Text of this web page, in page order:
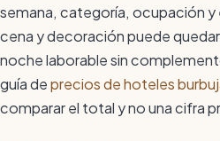
semana, categoría, ocupación y
cena y decoración puede
noche laborable sin
guía deprecios de hoteles
comparar el total y no una cifra